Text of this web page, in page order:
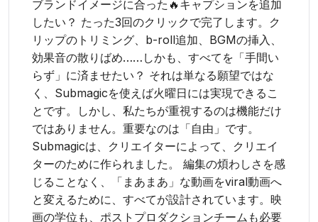
ブランドイメージに合った🔥キャプションを追加
したい？ たった3回のクリックで完了します。ク
リップのトリミング、b-roll追加、BGMの挿入、
効果音の散りばめ……しかも、すべてを「手間い
らず」に済ませたい？ それは単なる願望ではな
く、Submagicを使えば火曜日には実現できるこ
とです。しかし、私たちが重視するのは機能だけ
ではありません。重要なのは「自由」です。
Submagicは、クリエイターによって、クリエイ
ターのために作られました。 編集の煩わしさを感
じることなく、「まあまあ」な動画をviral動画へ
と変えるために、すべてが設計されています。映
画の学位も、ポストプロダクションチームも必要